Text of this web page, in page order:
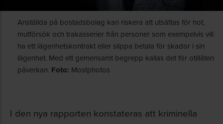
Anställda på bostadsbolag kan riskera att utsättas för hot,
mutförsök och trakasserier från personer som exempelvis vill
ha ett lägenhetskontrakt eller slippa betala för skador i sin
lägenhet. Med ett gemensamt begrepp kallas det för otillåten
påverkan. Foto: Mostphotos
I den nya rapporten konstateras att kriminella